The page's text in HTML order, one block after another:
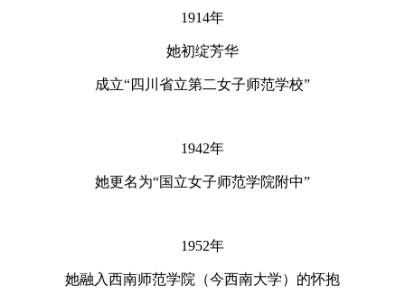
1914年
她初绽芳华
成立“四川省立第二女子师范学校”
1942年
她更名为“国立女子师范学院附中”
1952年
她融入西南师范学院（今西南大学）的怀抱